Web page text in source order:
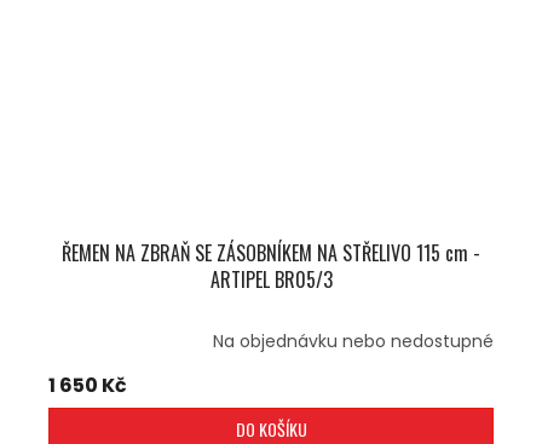
ŘEMEN NA ZBRAŇ SE ZÁSOBNÍKEM NA STŘELIVO 115 cm -
ARTIPEL BR05/3
Na objednávku nebo nedostupné
1 650 Kč
DO KOŠÍKU